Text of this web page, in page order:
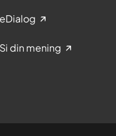
eDialog
Si din mening